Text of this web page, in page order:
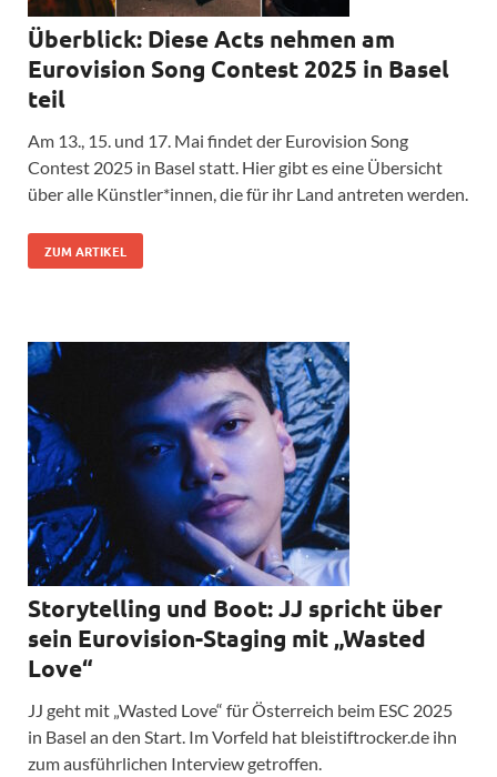
Überblick: Diese Acts nehmen am
Eurovision Song Contest 2025 in Basel
teil
Am 13., 15. und 17. Mai findet der Eurovision Song
Contest 2025 in Basel statt. Hier gibt es eine Übersicht
über alle Künstler*innen, die für ihr Land antreten werden.
ZUM ARTIKEL
Storytelling und Boot: JJ spricht über
sein Eurovision-Staging mit „Wasted
Love“
JJ geht mit „Wasted Love“ für Österreich beim ESC 2025
in Basel an den Start. Im Vorfeld hat bleistiftrocker.de ihn
zum ausführlichen Interview getroffen.